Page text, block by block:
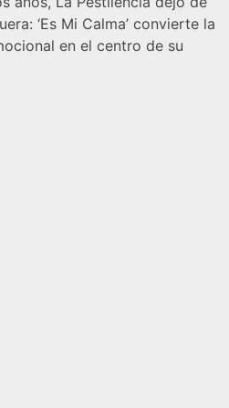
‘Es Mi Calma’ convierte la
en el centro de su